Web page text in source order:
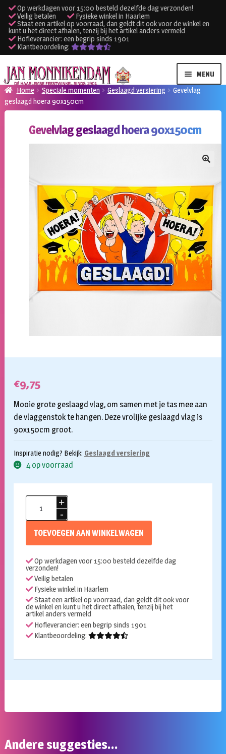
Op werkdagen voor 15:00 besteld dezelfde dag verzonden!
Veilig betalen
Fysieke winkel in Haarlem
Staat een artikel op voorraad, dan geldt dit ook voor de winkel en
kunt u het direct afhalen, tenzij bij het artikel anders vermeld
Hofleverancier: een begrip sinds 1901
Klantbeoordeling:
Ga
door
naar
navigatie
Ga
naar
de
inhoud
MENU
Verhuur kleding
Verhuur apparatuur
Klantenservice
Inloggen
Home Speciale momenten Geslaagd versiering
Gevelvlag
geslaagd hoera 90x150cm
Gevelvlag geslaagd hoera 90x150cm
€9,75
Mooie grote geslaagd vlag, om samen met je tas mee aan
de vlaggenstok te hangen. Deze vrolijke geslaagd vlag is
90x150cm groot.
Inspiratie nodig? Bekijk: Geslaagd versiering
4 op voorraad
geslaagd
TOEVOEGEN AAN WINKELWAGEN
Op werkdagen voor 15:00 besteld dezelfde dag
verzonden!
Veilig betalen
Fysieke winkel in Haarlem
Staat een artikel op voorraad, dan geldt dit ook voor
de winkel en kunt u het direct afhalen, tenzij bij het
artikel anders vermeld
Hofleverancier: een begrip sinds 1901
Klantbeoordeling:
Andere suggesties…